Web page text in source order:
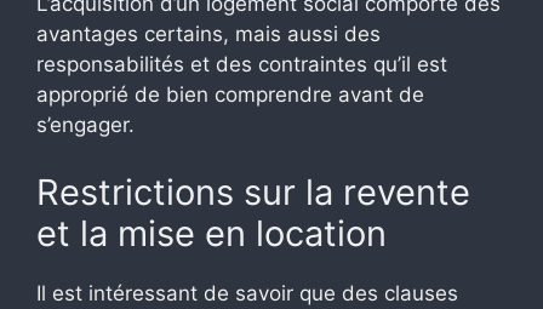
avantages certains, mais aussi des
responsabilités et des contraintes qu’il est
approprié de bien comprendre avant de
s’engager.
Restrictions sur la revente
et la mise en location
Il est intéressant de savoir que des clauses